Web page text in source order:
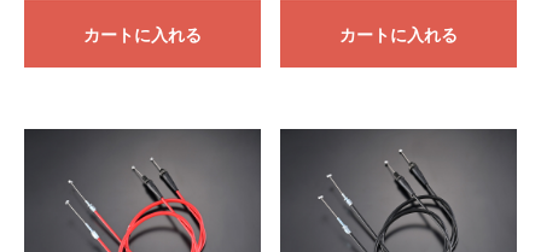
カートに入れる カートに入れる